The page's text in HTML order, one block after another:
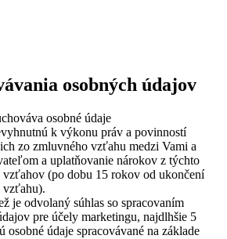
osobných údajov
osobné údaje
k výkonu práv a povinností
zo zmluvného vzťahu medzi Vami a
a uplatňovanie nárokov z týchto
(po dobu 15 rokov od ukončení
vzťahu).
je odvolaný súhlas so spracovaním
pre účely marketingu, najdlhšie 5
osobné údaje spracovávané na základe